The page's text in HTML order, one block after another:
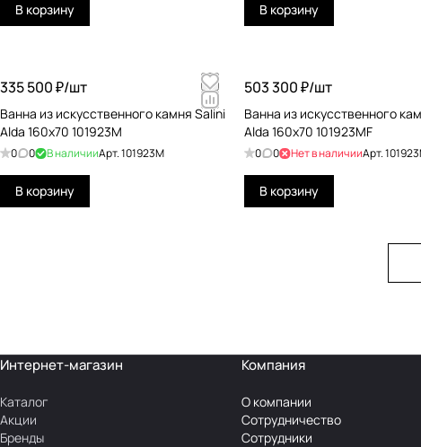
В корзину В корзину
335 500 ₽/шт
Ванна из искусственного камня Salini
Alda 160x70 101923M
0 0 В наличииАрт.101923M
В корзину
503 300 ₽/шт
Ванна из искусственного
Alda 160x70 101923MF
0 0 Нет в наличииАрт.
В корзину
Интернет-магазин
Каталог
Акции
Бренды
Компания
О компании
Сотрудничество
Сотрудники